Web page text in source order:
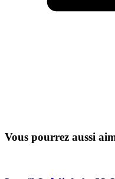
Vous pourrez aussi